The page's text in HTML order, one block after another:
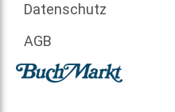
Datenschutz
AGB